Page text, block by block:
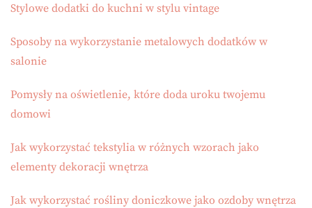
Stylowe dodatki do kuchni w stylu vintage
Sposoby na wykorzystanie metalowych dodatków w
salonie
Pomysły na oświetlenie, które doda uroku twojemu
domowi
Jak wykorzystać tekstylia w różnych wzorach jako
elementy dekoracji wnętrza
Jak wykorzystać rośliny doniczkowe jako ozdoby wnętrza